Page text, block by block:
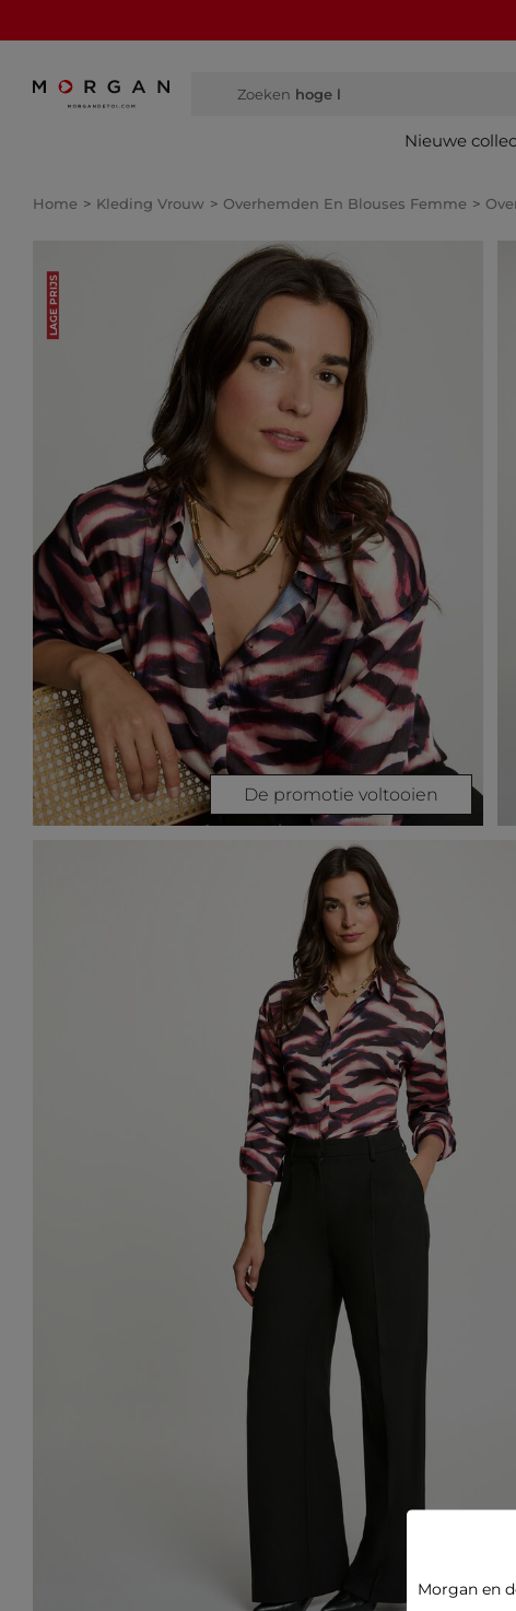
Zoeken hoge laarzen
Nieuwe
Home Kleding Vrouw Overhemden En Blouses Femme
De promotie voltooien
LAGE PRIJS
Morgan en